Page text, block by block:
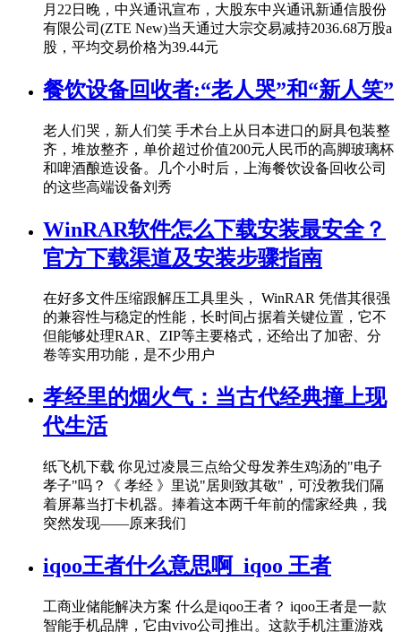
月22日晚，中兴通讯宣布，大股东中兴通讯新通信股份
有限公司(ZTE New)当天通过大宗交易减持2036.68万股a
股，平均交易价格为39.44元
餐饮设备回收者:“老人哭”和“新人笑”
老人们哭，新人们笑 手术台上从日本进口的厨具包装整
齐，堆放整齐，单价超过价值200元人民币的高脚玻璃杯
和啤酒酿造设备。几个小时后，上海餐饮设备回收公司
的这些高端设备刘秀
WinRAR软件怎么下载安装最安全？
官方下载渠道及安装步骤指南
在好多文件压缩跟解压工具里头， WinRAR 凭借其很强
的兼容性与稳定的性能，长时间占据着关键位置，它不
但能够处理RAR、ZIP等主要格式，还给出了加密、分
卷等实用功能，是不少用户
孝经里的烟火气：当古代经典撞上现
代生活
纸飞机下载 你见过凌晨三点给父母发养生鸡汤的"电子
孝子"吗？《 孝经 》里说"居则致其敬"，可没教我们隔
着屏幕当打卡机器。捧着这本两千年前的儒家经典，我
突然发现——原来我们
iqoo王者什么意思啊_iqoo 王者
工商业储能解决方案 什么是iqoo王者？ iqoo王者是一款
智能手机品牌，它由vivo公司推出。这款手机注重游戏